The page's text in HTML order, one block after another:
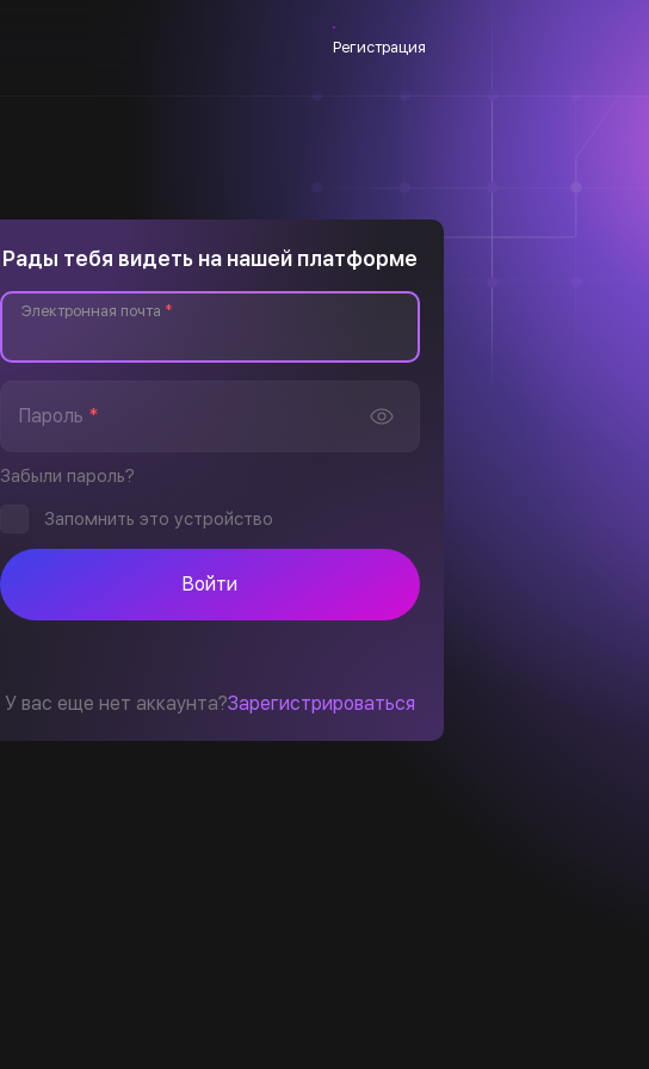
Регистрация
Рады тебя видеть на нашей платформе
Электронная почта *
Пароль *
Забыли пароль?
Запомнить это устройство
Войти
У вас еще нет аккаунта?Зарегистрироваться